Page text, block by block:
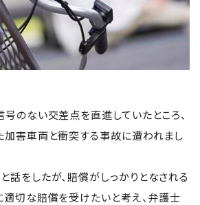
のない交差点を直進していたところ、
加害車両と衝突する事故に遭われまし
をしたが、賠償がしっかりとなされる
適切な賠償を受けたいと考え、弁護士